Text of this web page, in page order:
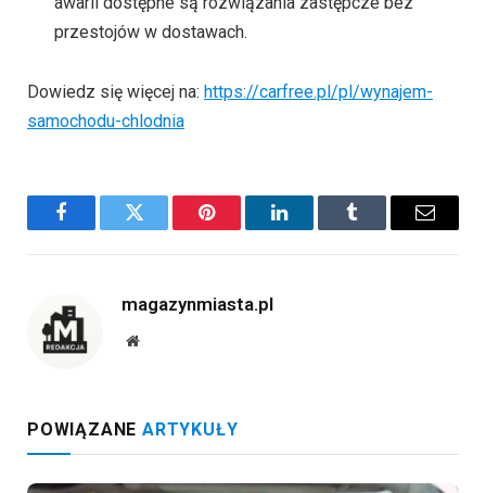
przestojów w dostawach.
Dowiedz się więcej na: https://carfree.pl/pl/wynajem-
samochodu-chlodnia
FacebookTwitter Pinterest LinkedInTumblr Email
magazynmiasta.pl
Website
POWIĄZANE ARTYKUŁY